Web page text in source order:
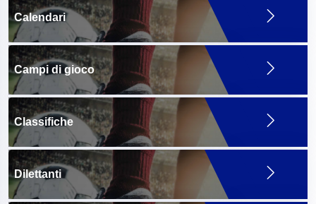
Calendari
Campi di gioco
Classifiche
Dilettanti